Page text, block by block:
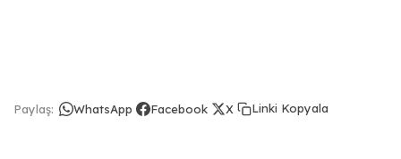
Paylaş: WhatsApp Facebook X Linki Kopyala